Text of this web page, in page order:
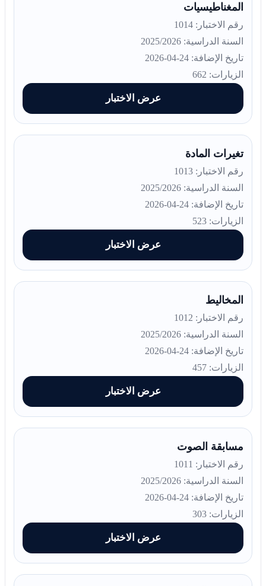
المغناطيسيات
رقم الاختبار: 1014
السنة الدراسية: 2025/2026
تاريخ الإضافة: 24-04-2026
الزيارات: 662
عرض الاختبار
تغيرات المادة
رقم الاختبار: 1013
السنة الدراسية: 2025/2026
تاريخ الإضافة: 24-04-2026
الزيارات: 523
عرض الاختبار
المخاليط
رقم الاختبار: 1012
السنة الدراسية: 2025/2026
تاريخ الإضافة: 24-04-2026
الزيارات: 457
عرض الاختبار
مسابقة الصوت
رقم الاختبار: 1011
السنة الدراسية: 2025/2026
تاريخ الإضافة: 24-04-2026
الزيارات: 303
عرض الاختبار